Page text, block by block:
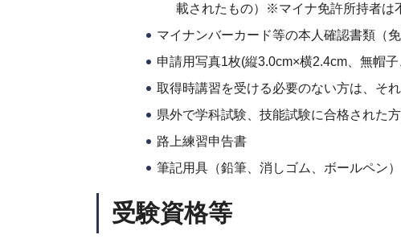
載されたもの）※マイナ免許所持者は
マイナンバーカード等の本人確認書類（
申請用写真1枚(縦3.0cm×横2.4cm、無帽
取得時講習を受ける必要のない方は、そ
県外で学科試験、技能試験に合格された
路上練習申告書
筆記用具（鉛筆、消しゴム、ボールペン）
受験資格等